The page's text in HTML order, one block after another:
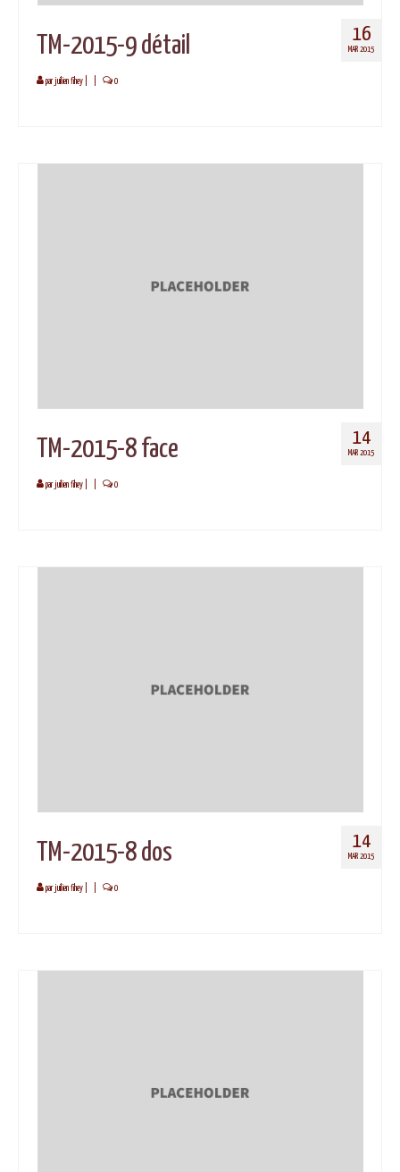
16
MAR 2015
TM-2015-9 détail
par juilien fihey 0
14
MAR 2015
TM-2015-8 face
par juilien fihey 0
14
MAR 2015
TM-2015-8 dos
par juilien fihey 0